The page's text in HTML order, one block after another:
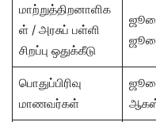
மாற்றுத்திறனாளிக
ள் / அரசுப் பள்ளி
சிறப்பு ஒதுக்கீடு
பொதுப்பிரிவு
மாணவர்கள்